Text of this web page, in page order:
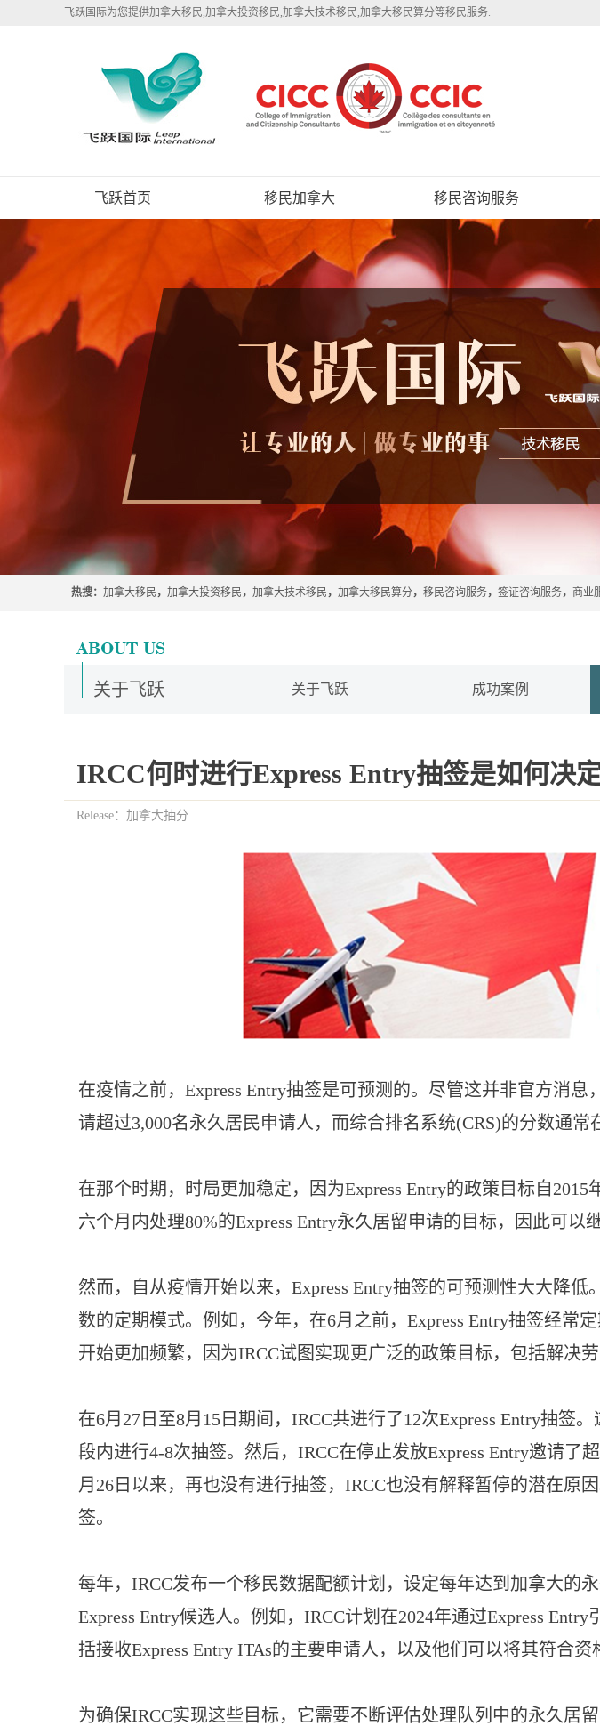
飞跃国际为您提供加拿大移民,加拿大投资移民,加拿大技术移民,加拿大移民算分等移民服务.
飞跃首页 移民加拿大 移民咨询服务
热搜： 加拿大移民 ， 加拿大投资移民 ， 加拿大技术移民 ， 加拿大移民算分， 移民咨询服务， 签证咨询服务， 商业
关于飞跃 关于飞跃 成功案例
IRCC何时进行Express Entry抽签是如何决定
Release：加拿大抽分
在疫情之前，Express Entry抽签是可预测的。尽管这并非官方消
请超过3,000名永久居民申请人，而综合排名系统(CRS)的分数通常
在那个时期，时局更加稳定，因为Express Entry的政策目标自
六个月内处理80%的Express Entry永久居留申请的目标，因此可以
然而，自从疫情开始以来，Express Entry抽签的可预测性大大降
数的定期模式。例如，今年，在6月之前，Express Entry抽签经常
开始更加频繁，因为IRCC试图实现更广泛的政策目标，包括解决
在6月27日至8月15日期间，IRCC共进行了12次Express Entry抽签
段内进行4-8次抽签。然后，IRCC在停止发放Express Entry邀请了
月26日以来，再也没有进行抽签，IRCC也没有解释暂停的潜在原
签。
每年，IRCC发布一个移民数据配额计划，设定每年达到加拿大的
Express Entry候选人。例如，IRCC计划在2024年通过Express
括接收Express Entry ITAs的主要申请人，以及他们可以将其符合
为确保IRCC实现这些目标，它需要不断评估处理队列中的永久居